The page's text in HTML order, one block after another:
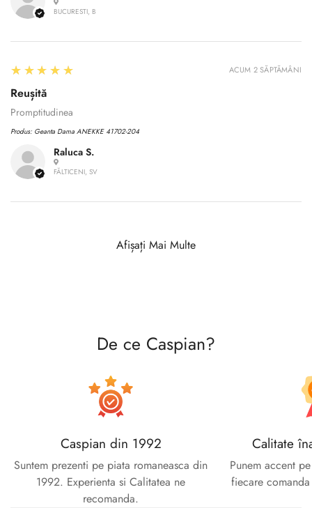
BUCURESTI, B
Raluca S.
FĂLTICENI, SV
5
★★★★★
Reușită
Promptitudinea
Produs: Geanta Dama ANEKKE 41702-204
ACUM 2 SĂPTĂMÂNI
Afișați Mai Multe
De ce Caspian?
Caspian din 1992
Suntem prezenti pe piata romaneasca din
1992. Experienta si Calitatea ne
recomanda.
Calitate
Punem accent
fiecare